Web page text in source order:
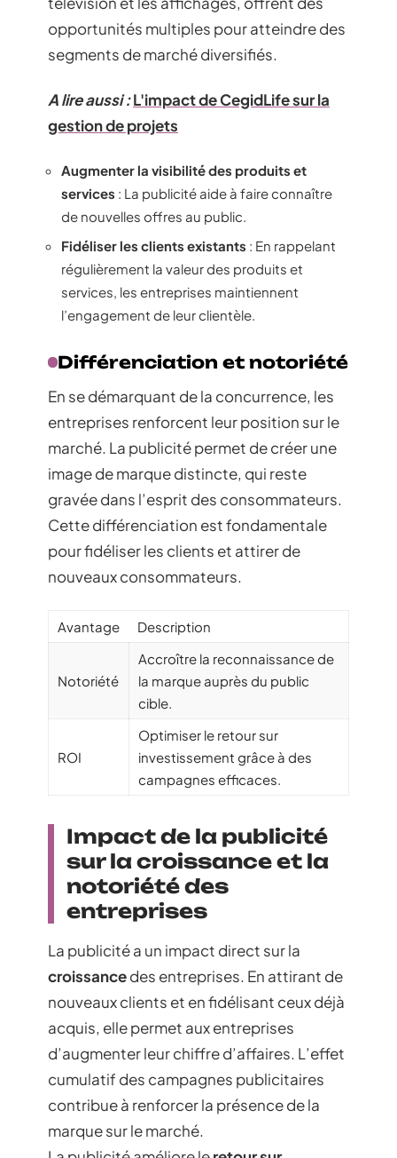
opportunités multiples pour atteindre des
segments de marché diversifiés.
A lire aussi :L'impact de CegidLife sur la
gestion de projets
Augmenter la visibilité des produits et
services : La publicité aide à faire connaître
de nouvelles offres au public.
Fidéliser les clients existants : En rappelant
régulièrement la valeur des produits et
services, les entreprises maintiennent
l’engagement de leur clientèle.
Différenciation et notoriété
En se démarquant de la concurrence, les
entreprises renforcent leur position sur le
marché. La publicité permet de créer une
image de marque distincte, qui reste
gravée dans l’esprit des consommateurs.
Cette différenciation est fondamentale
pour fidéliser les clients et attirer de
nouveaux consommateurs.
Avantage Description
Notoriété
Accroître la reconnaissance de
la marque auprès du public
cible.
ROI
Optimiser le retour sur
investissement grâce à des
campagnes efficaces.
Impact de la publicité
sur la croissance et la
notoriété des
entreprises
La publicité a un impact direct sur la
croissancedes entreprises. En attirant de
nouveaux clients et en fidélisant ceux déjà
acquis, elle permet aux entreprises
d’augmenter leur chiffre d’affaires. L’effet
cumulatif des campagnes publicitaires
contribue à renforcer la présence de la
marque sur le marché.